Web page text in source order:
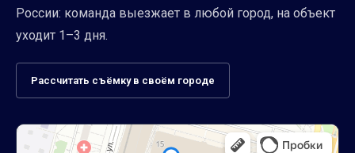
России: команда выезжает в любой город, на объект
уходит 1–3 дня.
Рассчитать съёмку в своём городе